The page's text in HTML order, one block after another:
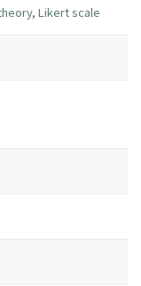
, Likert scale